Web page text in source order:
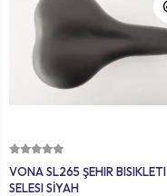
VONA SL265 ŞEHIR BISIKLETI
SELESI SİYAH